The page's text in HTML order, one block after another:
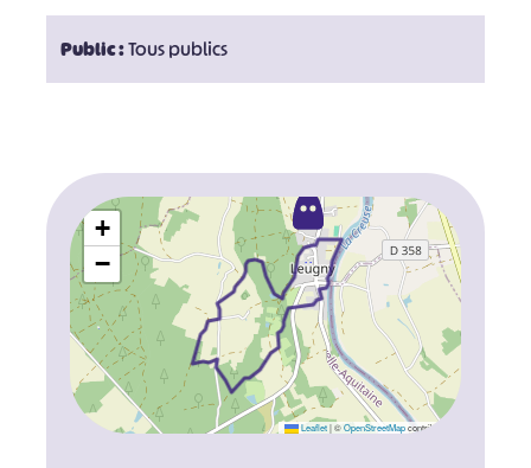
Public :Tous publics
+
−
Leaflet |©OpenStreetMapcontributors